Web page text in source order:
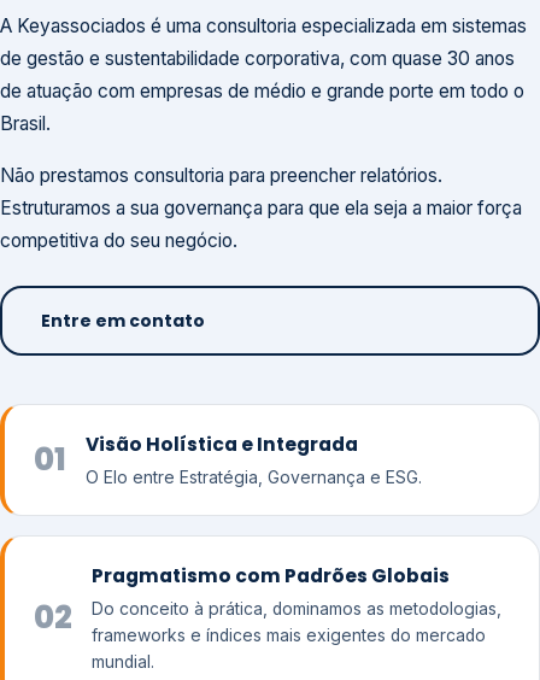
A Keyassociados é uma consultoria especializada em sistemas
de gestão e sustentabilidade corporativa, com quase 30 anos
de atuação com empresas de médio e grande porte em todo o
Brasil.
Não prestamos consultoria para preencher relatórios.
Estruturamos a sua governança para que ela seja a maior força
competitiva do seu negócio.
Entre em contato
01 Visão Holística e Integrada
O Elo entre Estratégia, Governança e ESG.
02
Pragmatismo com Padrões Globais
Do conceito à prática, dominamos as metodologias,
frameworks e índices mais exigentes do mercado
mundial.